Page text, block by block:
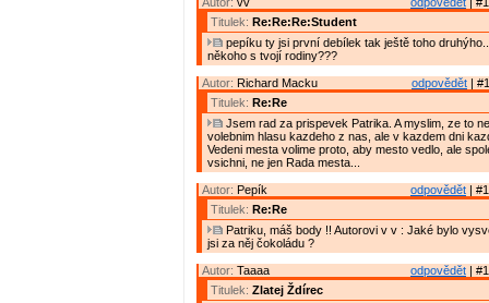
Titulek: Re:Re:Re:Student
pepíku ty jsi první debílek tak ještě toho
někoho s tvojí rodiny???
odpovědět |
Autor: Richard Macku
Titulek: Re:Re
Jsem rad za prispevek Patrika. A myslim, ze to
volebnim hlasu kazdeho z nas, ale v kazdem dni
Vedeni mesta volime proto, aby mesto vedlo, ale
vsichni, ne jen Rada mesta...
odpovědět |
Autor: Pepík
Titulek: Re:Re
Patriku, máš body !! Autorovi v v : Jaké bylo
jsi za něj čokoládu ?
odpovědět |
Autor: Taaaa
Titulek: Zlatej Ždírec